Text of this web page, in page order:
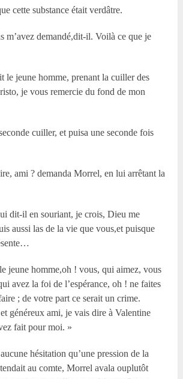
cette substance était verdâtre.
m’avez demandé,dit-il. Voilà ce que je
le jeune homme, prenant la cuiller des
je vous remercie du fond de mon
cuiller, et puisa une seconde fois
ami ? demanda Morrel, en lui arrêtant la
dit-il en souriant, je crois, Dieu me
aussi las de la vie que vous,et puisque
jeune homme,oh ! vous, qui aimez, vous
avez la foi de l’espérance, oh ! ne faites
; de votre part ce serait un crime.
généreux ami, je vais dire à Valentine
fait pour moi. »
hésitation qu’une pression de la
au comte, Morrel avala ouplutôt